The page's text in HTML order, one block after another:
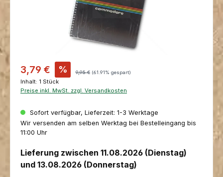
Verkaufspreis:
3,79 € % Regulärer Preis:
9,95 € (61.91% gespart)
Inhalt: 1 Stück
Preise inkl. MwSt. zzgl. Versandkosten
Sofort verfügbar, Lieferzeit: 1-3 Werktage
Wir versenden am selben Werktag bei Bestelleingang bis
11:00 Uhr
Lieferung zwischen 11.08.2026 (Dienstag)
und 13.08.2026 (Donnerstag)